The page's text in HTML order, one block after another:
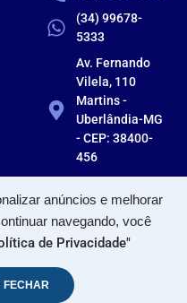
anúncios e melhorar
navegando, você
de Privacidade"
FECHAR
(34) 99678-
5333
Av. Fernando
Vilela, 110
Martins -
Uberlândia-MG
- CEP: 38400-
456